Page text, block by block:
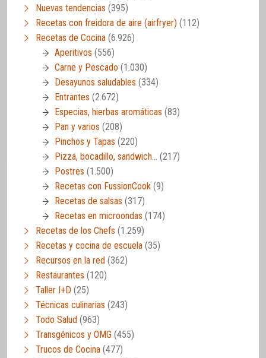
Nuevas tendencias (395)
Recetas con freidora de aire (airfryer) (112)
Recetas de Cocina (6.926)
Aperitivos (556)
Carne y Pescado (1.030)
Desayunos saludables (334)
Entrantes (2.672)
Especias, hierbas aromáticas (83)
Pan y varios (208)
Pinchos y Tapas (220)
Pizza, bocadillo, sandwich… (217)
Postres (1.500)
Recetas con FussionCook (9)
Recetas de salsas (317)
Recetas en microondas (174)
Recetas de los Chefs (1.259)
Recetas y cocina de escuela (35)
Recursos en la red (362)
Restaurantes (120)
Taller I+D (25)
Técnicas culinarias (243)
Todo Salud (963)
Transgénicos y OMG (455)
Trucos de Cocina (477)